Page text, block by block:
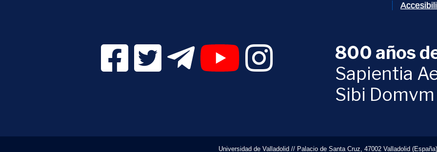
Facebook Digital UVa (se abrirá en una nueva ventana)
Twitter Digital UVa (se abrirá en una nueva ventana)
Telegram Digital UVa (se abrirá en una nueva ventana)
YouTube Digital UVa (se abrirá en una nueva ventana)
Instagram Digital UVa (se abrirá en una nueva
800 años
Sapientia
Sibi Domvm
Universidad de Valladolid // Palacio de Santa Cruz, 47002 Valladolid (España)